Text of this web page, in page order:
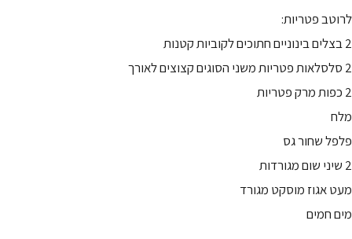
לרוטב פטריות:
2 בצלים בינוניים חתוכים לקוביות קטנות
2 סלסלאות פטריות משני הסוגים קצוצים לאורך
2 כפות מרק פטריות
מלח
פלפל שחור גס
2 שיני שום מגורדות
מעט אגוז מוסקט מגורד
מים חמים